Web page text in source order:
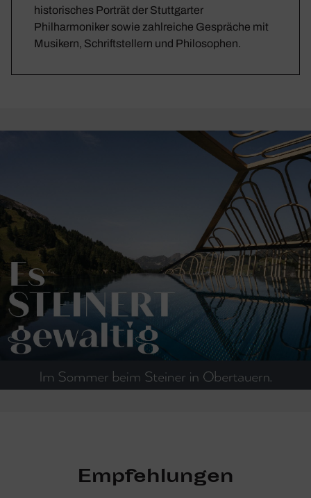
historisches Porträt der Stuttgarter
Philharmoniker sowie zahlreiche Gespräche mit
Musikern, Schriftstellern und Philosophen.
Empfehlungen